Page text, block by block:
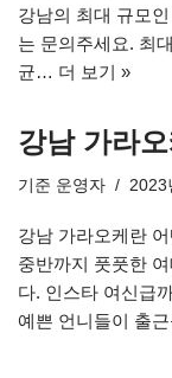
강남의 최대 규모
는 문의주세요. 최
균… 더 보기 »
강남 가라
기준 운영자 2023
강남 가라오케란
중반까지 풋풋한
다. 인스타 여신급
예쁜 언니들이 출